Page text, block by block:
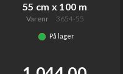
55 cm x 100 m
Varenr 3654-55
På lager